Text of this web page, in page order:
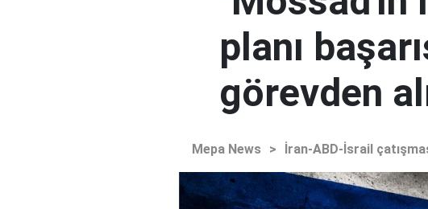
planı
görevden
Mepa News > İran-ABD-İsrail